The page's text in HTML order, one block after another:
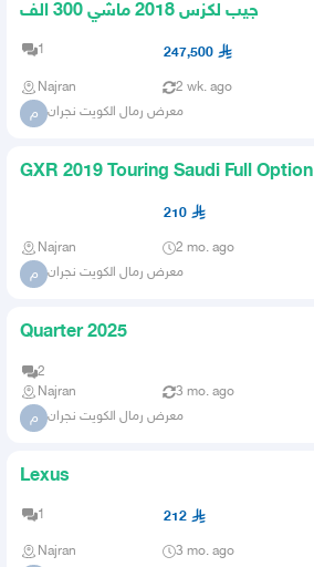
جيب لكزس 2018 ماشي 300 الف
1 247,500
Najran 2 wk. ago
م معرض رمال الكويت نجران
GXR 2019 Touring Saudi Full Option
210
Najran 2 mo. ago
م معرض رمال الكويت نجران
Quarter 2025
2
Najran
3 mo. ago
م معرض رمال الكويت نجران
Lexus
1 212
Najran 3 mo. ago